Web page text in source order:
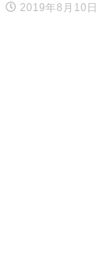
2019年8月10日